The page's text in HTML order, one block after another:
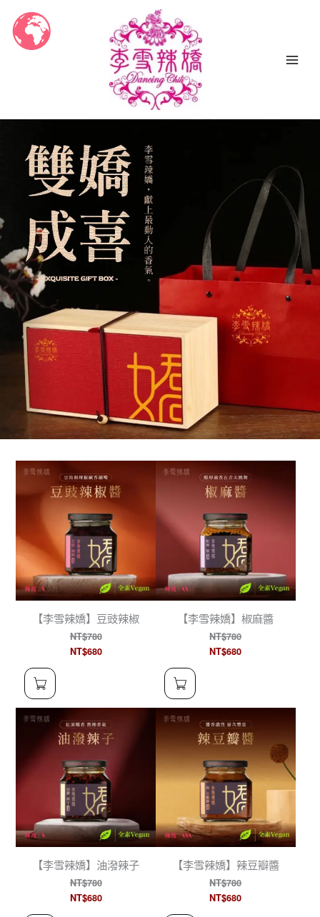
【李雪辣嬌】豆豉辣椒
NT$780
NT$680
【李雪辣嬌】椒麻醬
NT$780
NT$680
【李雪辣嬌】油潑辣子
NT$780
NT$680
【李雪辣嬌】辣豆瓣醬
NT$780
NT$680